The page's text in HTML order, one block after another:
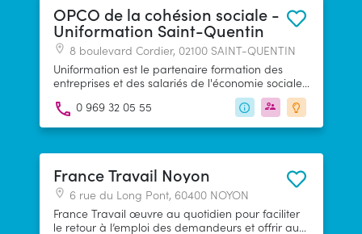
OPCO de la cohésion sociale -
Uniformation Saint-Quentin
8 boulevard Cordier, 02100 SAINT-QUENTIN
Uniformation est le partenaire formation des
entreprises et des salariés de l'économie sociale,
de l'habitat social et de la protection sociale.
0 969 32 05 55
France Travail Noyon
6 rue du Long Pont, 60400 NOYON
France Travail œuvre au quotidien pour faciliter
le retour à l’emploi des demandeurs et offrir aux